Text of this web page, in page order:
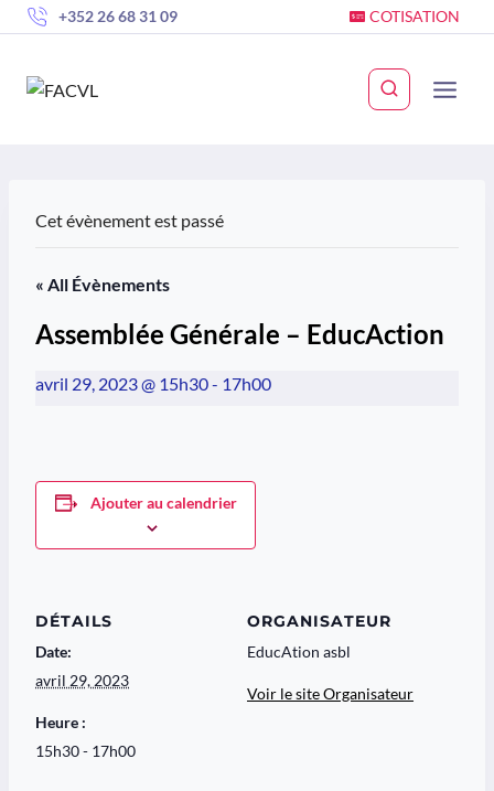
Skip
to
+352 26 68 31 09 COTISATION
Cet évènement est passé
« All Évènements
Assemblée Générale – EducAction
avril 29, 2023 @ 15h30- 17h00
Ajouter au calendrier
DÉTAILS
Date:
avril 29, 2023
Heure :
15h30 - 17h00
ORGANISATEUR
EducAtion asbl
Voir le site Organisateur